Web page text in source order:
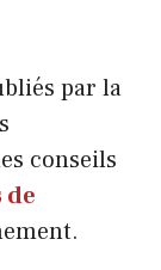
par la
conseils
de